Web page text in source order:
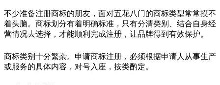
不少准备注册商标的朋友，面对五花八门的商标类型常常摸不
着头脑。商标划分有着明确标准，只有分清类别、结合自身经
营情况去选择，才能顺利完成注册，让品牌得到有效保护。
商标类别十分繁杂。申请商标注册，必须根据申请人从事生产
或服务的具体内容，对号入座，按类酌定。